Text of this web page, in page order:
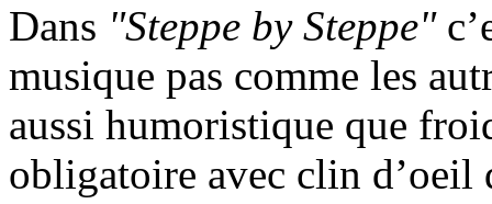
Dans "Steppe by Steppe"
musique pas comme les
aussi humoristique que
obligatoire avec clin d’oeil